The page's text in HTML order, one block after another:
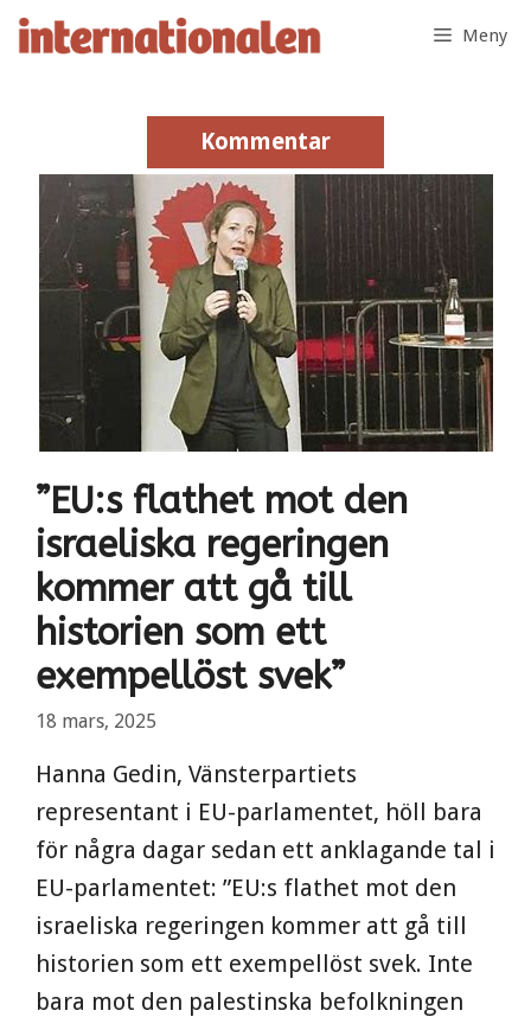
Hoppa
Meny
Kommentar
Kommentar
”EU:s flathet mot den
israeliska regeringen
kommer att gå till
historien som ett
exempellöst svek”
18 mars, 2025
Hanna Gedin, Vänsterpartiets
representant i EU-parlamentet, höll bara
för några dagar sedan ett anklagande tal i
EU-parlamentet: ”EU:s flathet mot den
israeliska regeringen kommer att gå till
historien som ett exempellöst svek. Inte
bara mot den palestinska befolkningen